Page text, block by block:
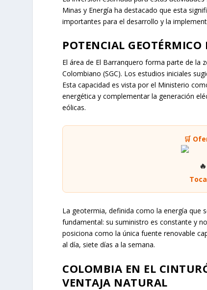
Minas y Energía ha destacado que esta
importantes para el desarrollo y la
POTENCIAL
El área de El Barranquero forma parte de la
Colombiano (SGC). Los estudios iniciales
Esta capacidad es vista por el Ministerio
energética y complementar la generación
eólicas.
🛒
La geotermia, definida como la energía que
fundamental: su suministro es constante y
posiciona como la única fuente renovable
al día, siete días a la semana.
COLOMBIA EN EL
VENTAJA NATURAL